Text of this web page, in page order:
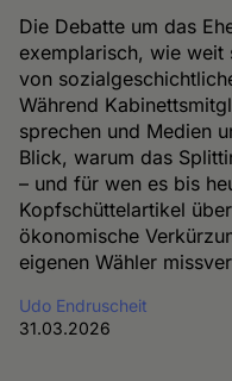
Die Debatte um das
exemplarisch, wie weit
von
Während
sprechen und Medien
Blick, warum das
– und für wen es bis
Kopfschüttelartikel
ökonomische
eigenen Wähler
Udo Endruscheit
31.03.2026